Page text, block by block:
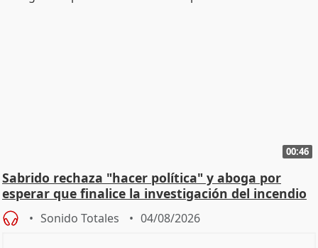
00:46
Sabrido rechaza "hacer política" y aboga por
esperar que finalice la investigación del incendio
Sonido Totales 04/08/2026